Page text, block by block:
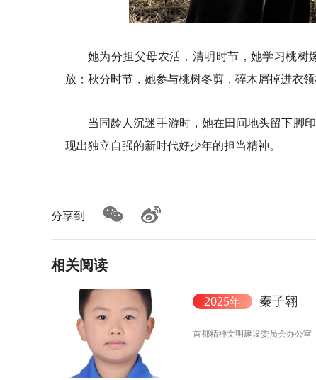
她为分担父母农活，清明时节，她学习桃
放；秋分时节，她参与桃树冬剪，碎木屑掉进衣
当同龄人沉迷手游时，她在田间地头留下脚
现出独立自强的新时代好少年的担当精神。
分享到
相关阅读
2025年 秦子翱
首都精神文明建设委员会办公室